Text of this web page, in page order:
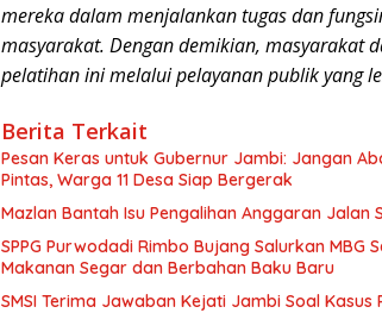
mereka dalam menjalankan tugas dan
masyarakat. Dengan demikian, masyarakat
pelatihan ini melalui pelayanan publik yang
Berita Terkait
Pesan Keras untuk Gubernur Jambi: Jangan
Pintas, Warga 11 Desa Siap Bergerak
Mazlan Bantah Isu Pengalihan Anggaran Jalan
SPPG Purwodadi Rimbo Bujang Salurkan MBG
Makanan Segar dan Berbahan Baku Baru
SMSI Terima Jawaban Kejati Jambi Soal Kasus